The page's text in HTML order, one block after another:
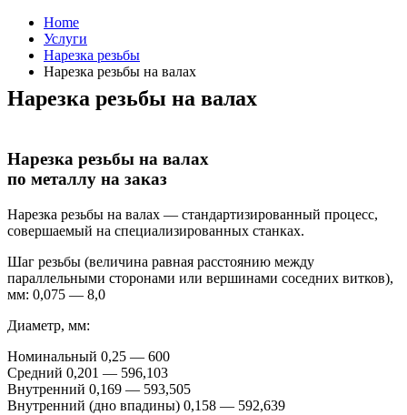
Home
Услуги
Нарезка резьбы
Нарезка резьбы на валах
Нарезка резьбы на валах
Нарезка резьбы на валах
по металлу на заказ
Нарезка резьбы на валах — стандартизированный процесс,
совершаемый на специализированных станках.
Шаг резьбы (величина равная расстоянию между
параллельными сторонами или вершинами соседних витков),
мм: 0,075 — 8,0
Диаметр, мм:
Номинальный 0,25 — 600
Средний 0,201 — 596,103
Внутренний 0,169 — 593,505
Внутренний (дно впадины) 0,158 — 592,639